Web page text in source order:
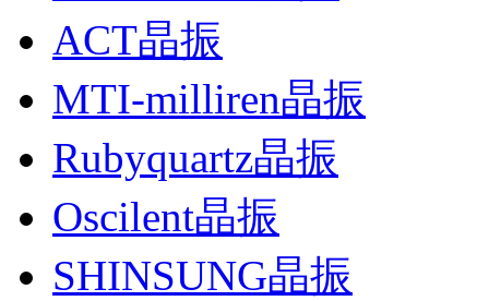
ACT晶振
MTI-milliren晶振
Rubyquartz晶振
Oscilent晶振
SHINSUNG晶振